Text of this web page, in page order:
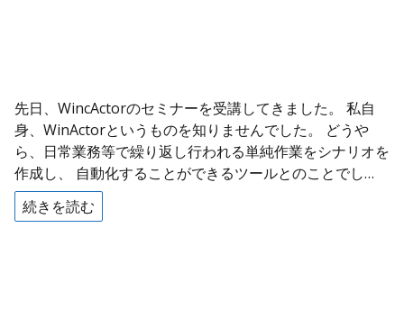
先日、WincActorのセミナーを受講してきました。 私自
身、WinActorというものを知りませんでした。 どうや
ら、日常業務等で繰り返し行われる単純作業をシナリオを
作成し、 自動化することができるツールとのことでし…
続きを読む